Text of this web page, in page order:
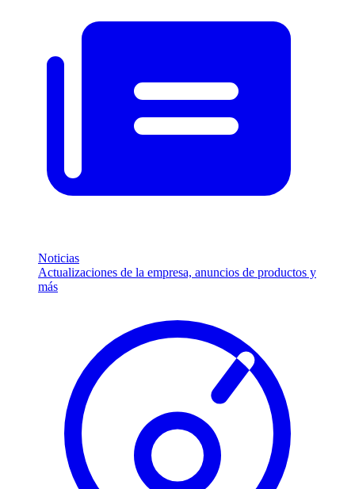
Noticias
Actualizaciones de la empresa, anuncios de productos y
más